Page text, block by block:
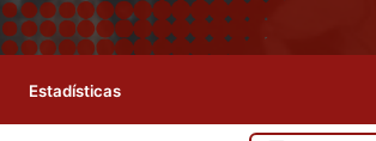
Estadísticas